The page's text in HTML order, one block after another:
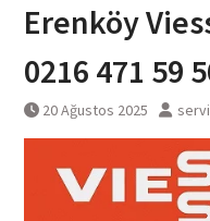
Erenköy
0216 471 59
20 Ağustos 2025